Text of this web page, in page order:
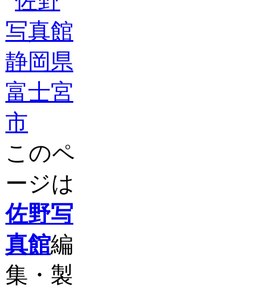
このペ
ージは
佐野写
真館編
集・製